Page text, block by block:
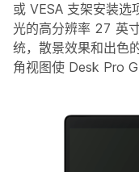
或 VESA 支架安装
光的高分辨率 27 英
统，散景效果和出色
角视图使 Desk Pro